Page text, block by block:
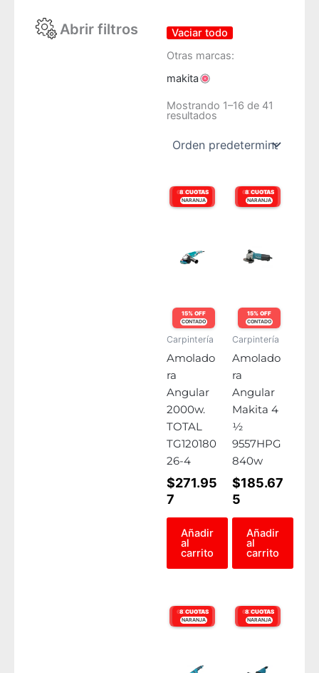
Vaciar todo
Otras marcas:
makita
Mostrando 1–16 de 41
resultados
6 CUOTAS
VISA
8 CUOTAS
NARANJA
15% OFF
CONTADO
Carpintería
Amolado
ra
Angular
2000w.
TOTAL
TG120180
26-4
$271.95
7
Añadir
al
carrito
6 CUOTAS
VISA
8 CUOTAS
NARANJA
15% OFF
CONTADO
Carpintería
Amolado
ra
Angular
Makita 4
½
9557HPG
840w
$185.67
5
Añadir
al
carrito
6 CUOTAS
VISA
8 CUOTAS
NARANJA
6 CUOTAS
VISA
8 CUOTAS
NARANJA
Abrir filtros